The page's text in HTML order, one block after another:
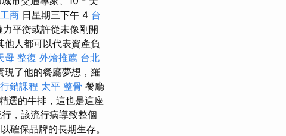
商 日星期三下午 4 台
平衡或許從未像剛開
人都可以代表資產負
母 整復 外燴推薦 台北
現了他的餐廳夢想，羅
銷課程 太平 整骨 餐廳
選的牛排，這也是這座
，該流行病導致整個
確保品牌的長期生存。